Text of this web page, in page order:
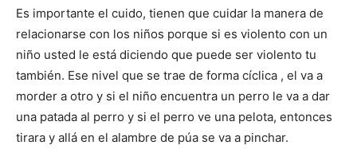
Es importante el cuido, tienen que cuidar la manera de
relacionarse con los niños porque si es violento con un
niño usted le está diciendo que puede ser violento tu
también. Ese nivel que se trae de forma cíclica , el va a
morder a otro y si el niño encuentra un perro le va a dar
una patada al perro y si el perro ve una pelota, entonces
tirara y allá en el alambre de púa se va a pinchar.